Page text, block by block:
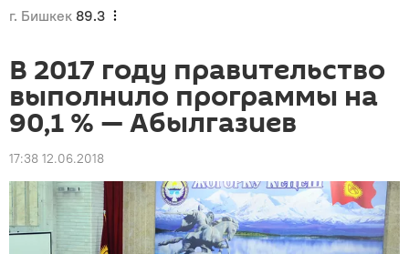
г. Бишкек 89.3
В 2017 году правительство
выполнило программы на
90,1 % — Абылгазиев
17:38 12.06.2018